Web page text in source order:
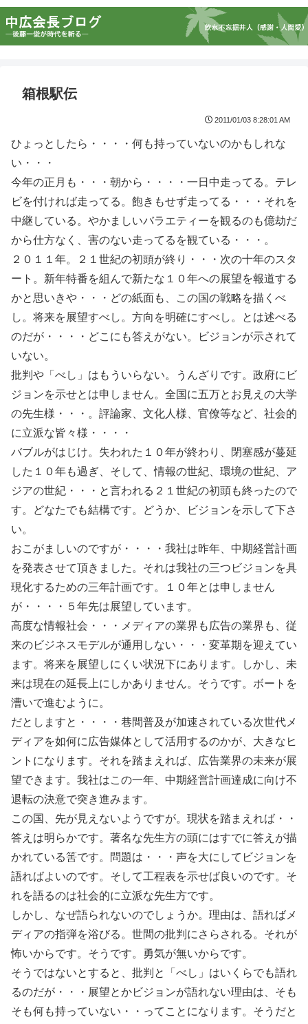
箱根駅伝
2011/01/03 8:28:01 AM
ひょっとしたら・・・・何も持っていないのかもしれな
い・・・
今年の正月も・・・朝から・・・・一日中走ってる。テレ
ビを付ければ走ってる。飽きもせず走ってる・・・それを
中継している。やかましいバラエティーを観るのも億劫だ
から仕方なく、害のない走ってるを観ている・・・。
２０１１年。２１世紀の初頭が終り・・・次の十年のスタ
ート。新年特番を組んで新たな１０年への展望を報道する
かと思いきや・・・どの紙面も、この国の戦略を描くべ
し。将来を展望すべし。方向を明確にすべし。とは述べる
のだが・・・・どこにも答えがない。ビジョンが示されて
いない。
批判や「べし」はもういらない。うんざりです。政府にビ
ジョンを示せとは申しません。全国に五万とお見えの大学
の先生様・・・。評論家、文化人様、官僚等など、社会的
に立派な皆々様・・・・
バブルがはじけ。失われた１０年が終わり、閉塞感が蔓延
した１０年も過ぎ、そして、情報の世紀、環境の世紀、ア
ジアの世紀・・・と言われる２１世紀の初頭も終ったので
す。どなたでも結構です。どうか、ビジョンを示して下さ
い。
おこがましいのですが・・・・我社は昨年、中期経営計画
を発表させて頂きました。それは我社の三つビジョンを具
現化するための三年計画です。１０年とは申しません
が・・・・５年先は展望しています。
高度な情報社会・・・メディアの業界も広告の業界も、従
来のビジネスモデルが通用しない・・・変革期を迎えてい
ます。将来を展望しにくい状況下にあります。しかし、未
来は現在の延長上にしかありません。そうです。ボートを
漕いで進むように。
だとしますと・・・・巷間普及が加速されている次世代メ
ディアを如何に広告媒体として活用するのかが、大きなヒ
ントになります。それを踏まえれば、広告業界の未来が展
望できます。我社はこの一年、中期経営計画達成に向け不
退転の決意で突き進みます。
この国、先が見えないようですが。現状を踏まえれば・・
答えは明らかです。著名な先生方の頭にはすでに答えが描
かれている筈です。問題は・・・声を大にしてビジョンを
語ればよいのです。そして工程表を示せば良いのです。そ
れを語るのは社会的に立派な先生方です。
しかし、なぜ語られないのでしょうか。理由は、語ればメ
ディアの指弾を浴びる。世間の批判にさらされる。それが
怖いからです。そうです。勇気が無いからです。
そうではないとすると、批判と「べし」はいくらでも語れ
るのだが・・・展望とかビジョンが語れない理由は、そも
そも何も持っていない・・ってことになります。そうだと